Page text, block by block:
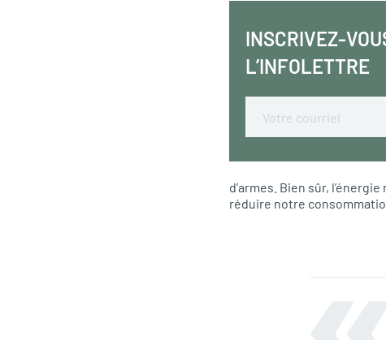
INSCRIVEZ-
L’INFOLETTRE
d’armes. Bien sûr,
réduire notre